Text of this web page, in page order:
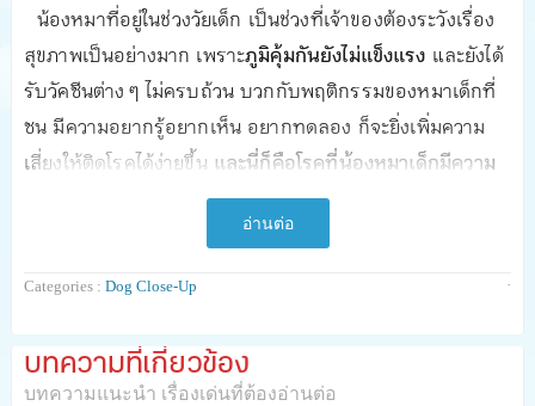
น้องหมาที่อยู่ในช่วงวัยเด็ก เป็นช่วงที่เจ้าของต้องระวังเรื่อง
สุขภาพเป็นอย่างมาก เพราะภูมิคุ้มกันยังไม่แข็งแรง และยังได้
รับวัคซีนต่าง ๆ ไม่ครบถ้วน บวกกับพฤติกรรมของหมาเด็กที่
ซน มีความอยากรู้อยากเห็น อยากทดลอง ก็จะยิ่งเพิ่มความ
เสี่ยงให้ติดโรคได้ง่ายขึ้น และนี่ก็คือโรคที่น้องหมาเด็กมีความ
อ่านต่อ
Categories : Dog Close-Up ·
บทความที่เกี่ยวข้อง
บทความแนะนำ เรื่องเด่นที่ต้องอ่านต่อ